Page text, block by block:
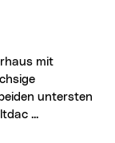
mit
untersten
...